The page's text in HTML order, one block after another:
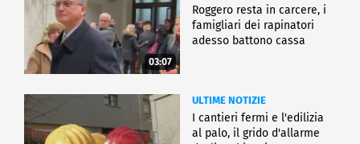
03:07
Roggero resta in carcere, i
famigliari dei rapinatori
adesso battono cassa
ULTIME NOTIZIE
I cantieri fermi e l'edilizia
al palo, il grido d'allarme